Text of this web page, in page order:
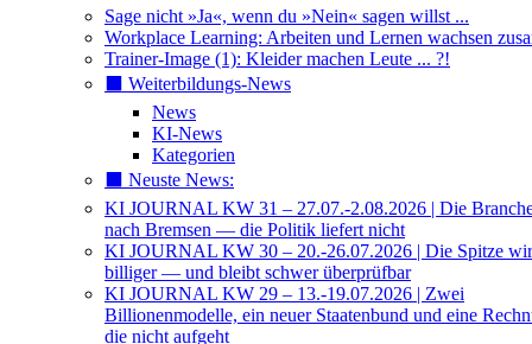
Sage nicht »Ja«, wenn du »Nein« sagen willst ...
Workplace Learning: Arbeiten und Lernen wachsen
Trainer-Image (1): Kleider machen Leute ... ?!
⬛️ Weiterbildungs-News
News
KI-News
Kategorien
⬛️ Neuste News:
KI JOURNAL KW 31 – 27.07.-2.08.2026 | Die
nach Bremsen — die Politik liefert nicht
KI JOURNAL KW 30 – 20.-26.07.2026 | Die Spitze
billiger — und bleibt schwer überprüfbar
KI JOURNAL KW 29 – 13.-19.07.2026 | Zwei
Billionenmodelle, ein neuer Staatenbund und eine
die nicht aufgeht